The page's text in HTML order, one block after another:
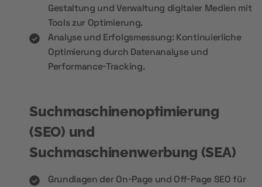
Gestaltung und Verwaltung digitaler Medien mit
Tools zur Optimierung.
Analyse und Erfolgsmessung: Kontinuierliche
Optimierung durch Datenanalyse und
Performance-Tracking.
Suchmaschinenoptimierung
(SEO) und
Suchmaschinenwerbung (SEA)
Grundlagen der On-Page und Off-Page SEO für